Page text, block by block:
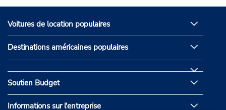
Voitures de location populaires
Destinations américaines populaires
Soutien Budget
Informations sur l'entreprise